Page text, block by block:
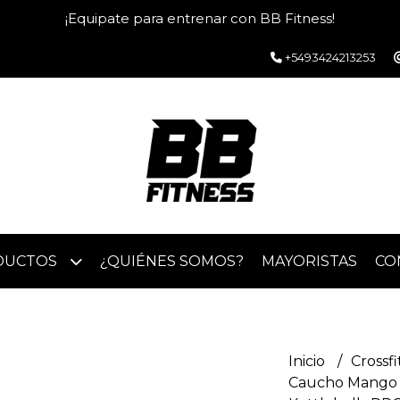
¡Equipate para entrenar con BB Fitness!
+5493424213253
¿QUIÉNES SOMOS? MAYORISTAS
Inicio
Caucho